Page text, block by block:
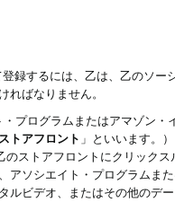
録するには、乙は、乙のソー
ればなりません。
プログラムまたはアマゾン・
ストアフロント 」といいます。
ストアフロントにクリック
アソシエイト・プログラム
ルビデオ、またはその他のデ